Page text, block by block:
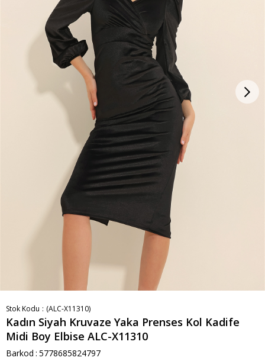
Stok Kodu (ALC-X11310)
Kadın Siyah Kruvaze Yaka Prenses Kol Kadife
Midi Boy Elbise ALC-X11310
Barkod : 5778685824797